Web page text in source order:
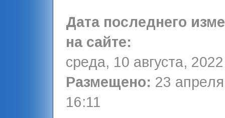
Дата последнего
на сайте:
среда, 10 августа,
Размещено: 23
16:11